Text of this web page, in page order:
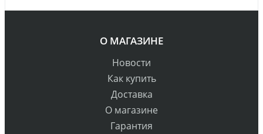
О МАГАЗИНЕ
Новости
Как купить
Доставка
О магазине
Гарантия